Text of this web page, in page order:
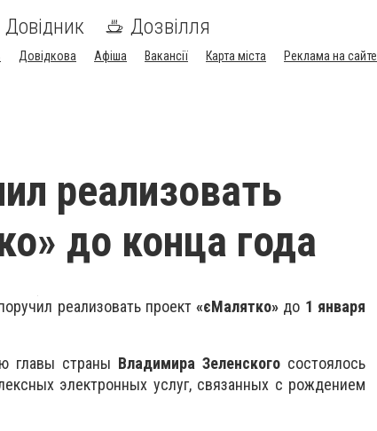
Довідник Дозвілля
Довідкова Афіша Вакансії Карта міста
Реклама на сайте
реализовать
до конца года
реализовать проект«єМалятко» до 1 января
главы страны Владимира Зеленского состоялось
электронных услуг, связанных с рождением